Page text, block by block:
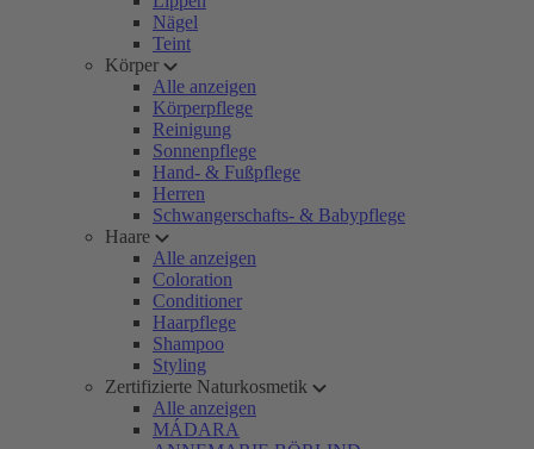
Nägel
Teint
Körper
Alle anzeigen
Körperpflege
Reinigung
Sonnenpflege
Hand- & Fußpflege
Herren
Schwangerschafts- & Babypflege
Haare
Alle anzeigen
Coloration
Conditioner
Haarpflege
Shampoo
Styling
Zertifizierte Naturkosmetik
Alle anzeigen
MÁDARA